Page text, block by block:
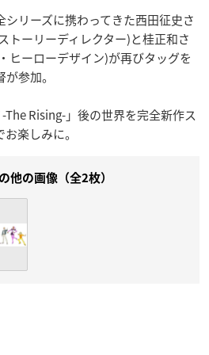
リーズに携わってきた西田征史さ
トーリーディレクター)と桂正和さ
ヒーローデザイン)が再びタッグを
参加。
-The Rising-」後の世界を完全新作ス
楽しみに。
他の画像（全2枚）